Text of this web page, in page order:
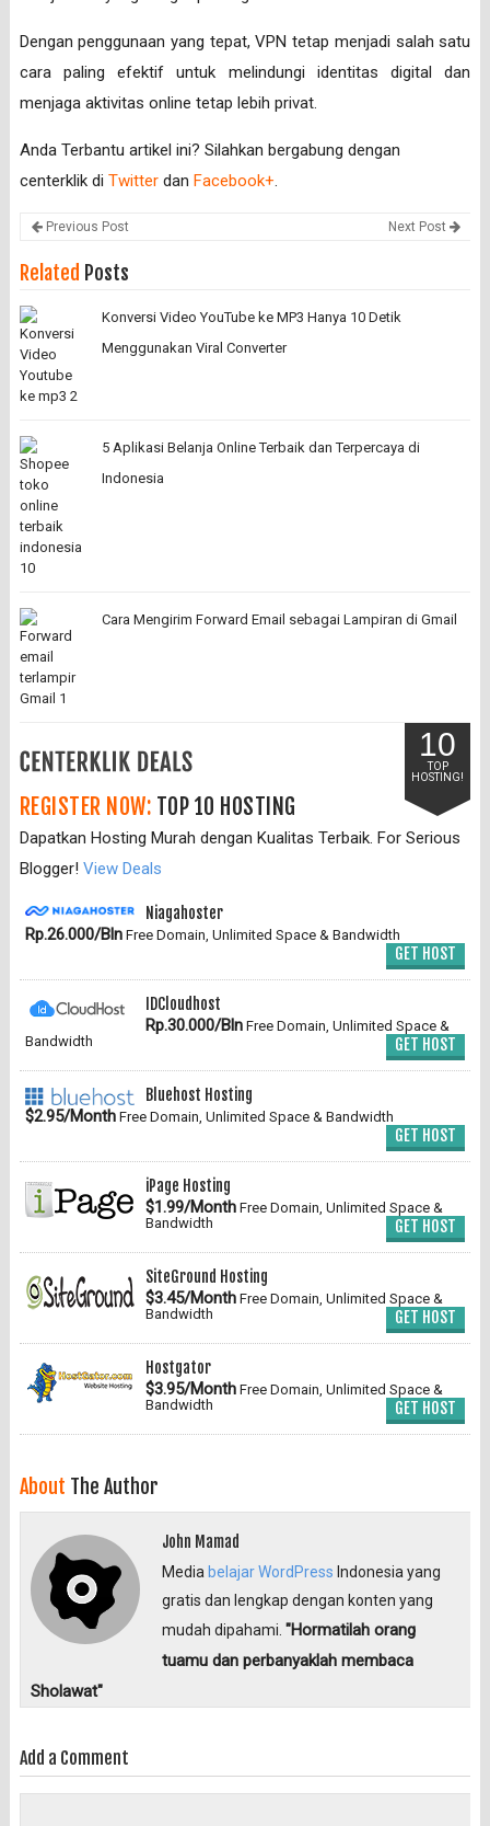
Dengan penggunaan yang tepat, VPN tetap menjadi salah satu
cara paling efektif untuk melindungi identitas digital dan
menjaga aktivitas online tetap lebih privat.
Anda Terbantu artikel ini? Silahkan bergabung dengan
centerklik di Twitterdan Facebook+.
Previous Post Next Post
Related Posts
Konversi Video YouTube ke MP3 Hanya 10 Detik
Menggunakan Viral Converter
5 Aplikasi Belanja Online Terbaik dan Terpercaya di
Indonesia
Cara Mengirim Forward Email sebagai Lampiran di Gmail
10
TOP
HOSTING!
REGISTER NOW: TOP 10 HOSTING
Dapatkan Hosting Murah dengan Kualitas Terbaik. For Serious
Blogger! View Deals
Niagahoster
Rp.26.000/BlnFree Domain, Unlimited Space & Bandwidth
GET HOST
IDCloudhost
Rp.30.000/BlnFree Domain, Unlimited Space &
Bandwidth
GET HOST
Bluehost Hosting
$2.95/MonthFree Domain, Unlimited Space & Bandwidth
GET HOST
iPage Hosting
$1.99/MonthFree Domain, Unlimited Space &
Bandwidth
GET HOST
SiteGround Hosting
$3.45/MonthFree Domain, Unlimited Space &
Bandwidth
GET HOST
Hostgator
$3.95/MonthFree Domain, Unlimited Space &
Bandwidth
GET HOST
About The Author
John Mamad
Media belajar WordPress Indonesia yang
gratis dan lengkap dengan konten yang
mudah dipahami."Hormatilah orang
tuamu dan perbanyaklah membaca
Sholawat"
Add a Comment